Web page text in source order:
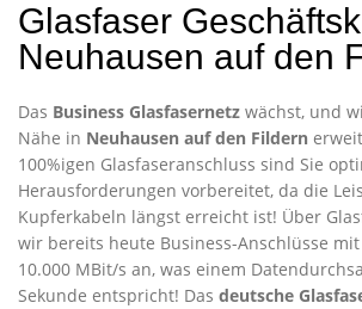
Glasfaser
Neuhausen auf den
Das Business Glasfasernetz wächst, und
Nähe in Neuhausen auf den Fildern
100%igen Glasfaseranschluss sind Sie
Herausforderungen vorbereitet, da die
Kupferkabeln längst erreicht ist! Über
wir bereits heute Business-Anschlüsse
10.000 MBit/s an, was einem
Sekunde entspricht! Das deutsche